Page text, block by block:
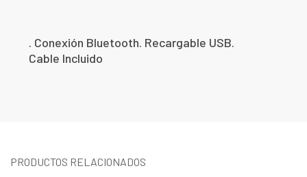
. Conexión Bluetooth. Recargable USB.
Cable Incluido
PRODUCTOS RELACIONADOS